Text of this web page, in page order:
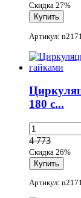
Скидка 27%
Артикул:
180 с...
4 773
Скидка 26%
Артикул: